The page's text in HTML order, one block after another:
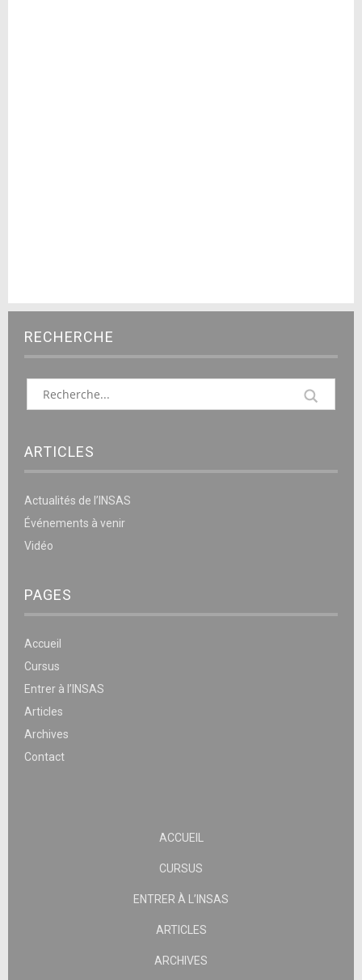
RECHERCHE
ARTICLES
Actualités de l’INSAS
Événements à venir
Vidéo
PAGES
Accueil
Cursus
Entrer à l’INSAS
Articles
Archives
Contact
ACCUEIL
CURSUS
ENTRER À L’INSAS
ARTICLES
ARCHIVES